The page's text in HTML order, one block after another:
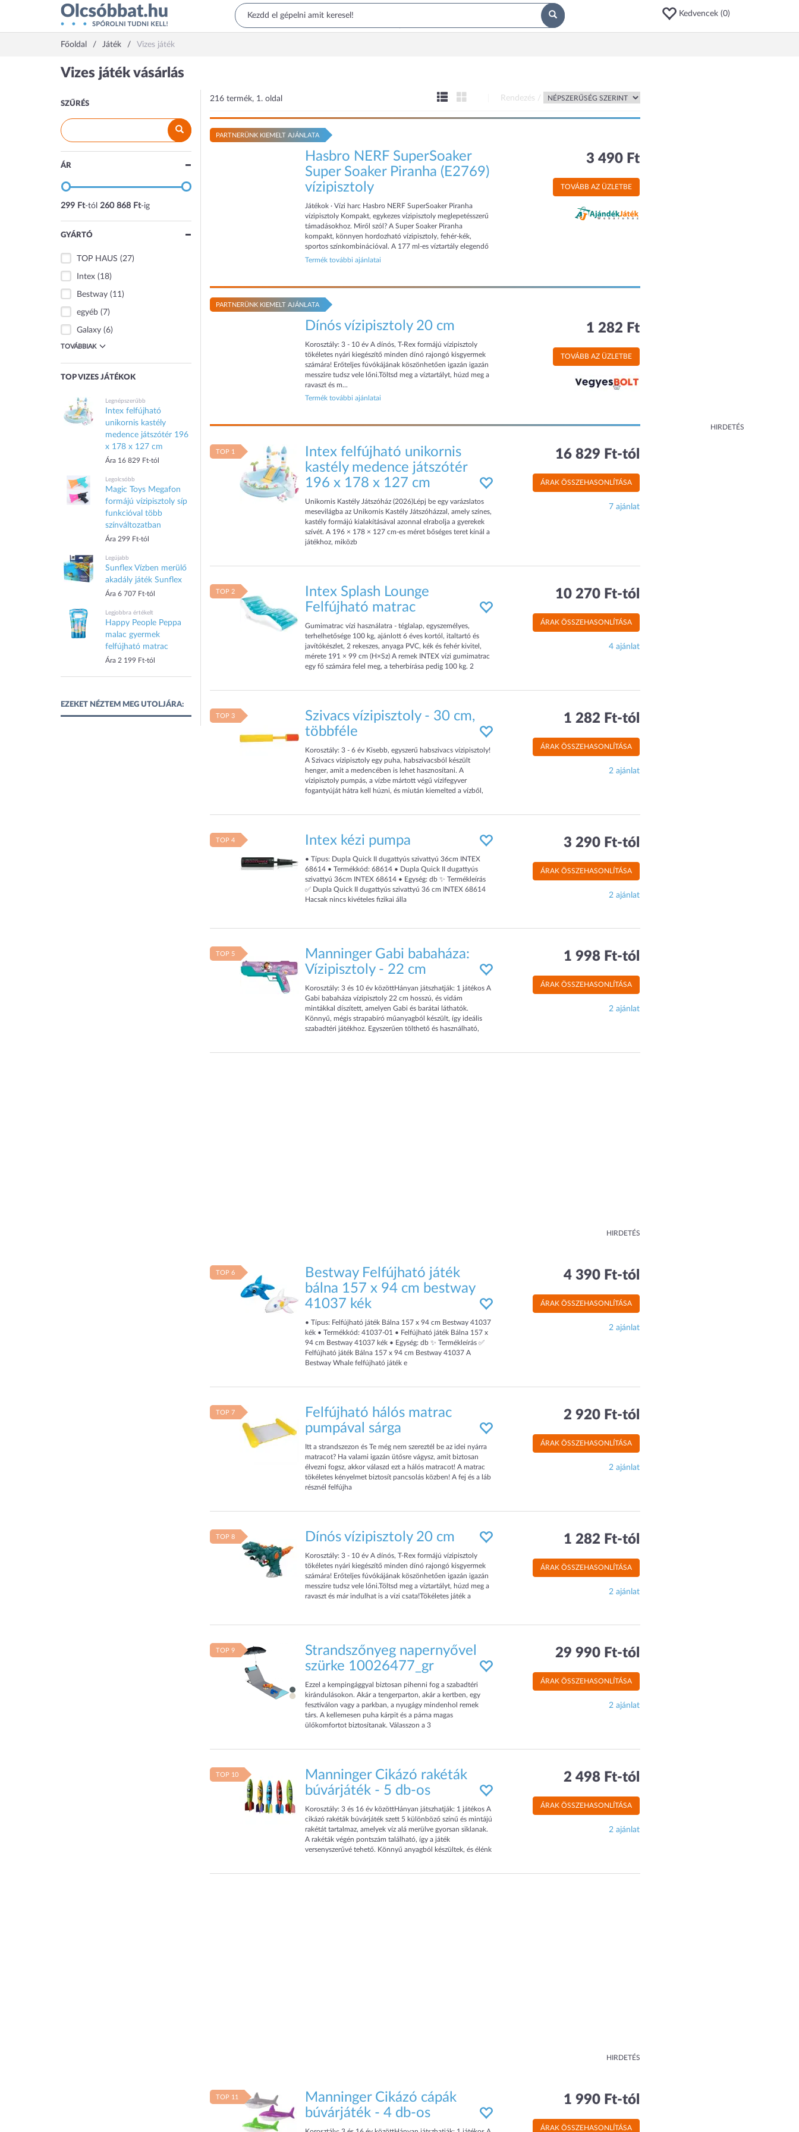
Kedvencek (0)
Főoldal Játék Vizes játék
HIRDETÉS
Vizes játék vásárlás
SZŰRÉS
ÁR
299 Ft-tól 260 868 Ft-ig
GYÁRTÓ
TOP HAUS (27)
Intex (18)
Bestway (11)
egyéb (7)
Galaxy (6)
TOVÁBBIAK
TOP VIZES JÁTÉKOK
Legnépszerűbb
Intex felfújható
unikornis kastély
medence játszótér 196
x 178 x 127 cm
Ára 16 829 Ft-tól
Legolcsóbb
Magic Toys Megafon
formájú vízipisztoly síp
funkcióval több
színváltozatban
Ára 299 Ft-tól
Legújabb
Sunflex Vízben merülő
akadály játék Sunflex
Ára 6 707 Ft-tól
Legjobbra értékelt
Happy People Peppa
malac gyermek
felfújható matrac
Ára 2 199 Ft-tól
EZEKET NÉZTEM MEG UTOLJÁRA:
216 termék, 1. oldal Rendezés /
PARTNERÜNK KIEMELT AJÁNLATA
Hasbro NERF SuperSoaker
Super Soaker Piranha (E2769)
vízipisztoly
Játékok · Vízi harc Hasbro NERF SuperSoaker Piranha
vízipisztoly Kompakt, egykezes vízipisztoly meglepetésszerű
támadásokhoz. Miről szól? A Super Soaker Piranha
kompakt, könnyen hordozható vízipisztoly, fehér-kék,
sportos színkombinációval. A 177 ml-es víztartály elegendő
vízzel lát el egy hosszabb csatához, egykezes használa...
Termék további ajánlatai
3 490 Ft
TOVÁBB AZ ÜZLETBE
PARTNERÜNK KIEMELT AJÁNLATA
Dínós vízipisztoly 20 cm
Korosztály: 3 - 10 év A dínós, T-Rex formájú vízipisztoly
tökéletes nyári kiegészítő minden dínó rajongó kisgyermek
számára! Erőteljes fúvókájának köszönhetően igazán igazán
messzire tudsz vele lőni.Töltsd meg a víztartályt, húzd meg a
ravaszt és m...
Termék további ajánlatai
1 282 Ft
TOVÁBB AZ ÜZLETBE
TOP 1
Intex felfújható unikornis
kastély medence játszótér
196 x 178 x 127 cm
Unikornis Kastély Játszóház (2026)Lépj be egy varázslatos
mesevilágba az Unikornis Kastély Játszóházzal, amely színes,
kastély formájú kialakításával azonnal elrabolja a gyerekek
szívét. A 196 × 178 × 127 cm-es méret bőséges teret kínál a
játékhoz, miközb
16 829 Ft-tól
ÁRAK ÖSSZEHASONLÍTÁSA
7 ajánlat
TOP 2
Intex Splash Lounge
Felfújható matrac
Gumimatrac vízi használatra - téglalap, egyszemélyes,
terhelhetősége 100 kg, ajánlott 6 éves kortól, italtartó és
javítókészlet, 2 rekeszes, anyaga PVC, kék és fehér kivitel,
mérete 191 × 99 cm (H×Sz) A remek INTEX vízi gumimatrac
egy fő számára felel meg, a teherbírása pedig 100 kg. 2
10 270 Ft-tól
ÁRAK ÖSSZEHASONLÍTÁSA
4 ajánlat
TOP 3
Szivacs vízipisztoly - 30 cm,
többféle
Korosztály: 3 - 6 év Kisebb, egyszerű habszivacs vízipisztoly!
A Szivacs vízipisztoly egy puha, habszivacsból készült
henger, amit a medencében is lehet hasznosítani. A
vízipisztoly pumpás, a vízbe mártott végű vízifegyver
fogantyúját hátra kell húzni, és miután kiemelted a vízből,
1 282 Ft-tól
ÁRAK ÖSSZEHASONLÍTÁSA
2 ajánlat
TOP 4 Intex kézi pumpa
• Típus: Dupla Quick II dugattyús szivattyú 36cm INTEX
68614 • Termékkód: 68614 • Dupla Quick II dugattyús
szivattyú 36cm INTEX 68614 • Egység: db ✨ Termékleírás
✅ Dupla Quick II dugattyús szivattyú 36 cm INTEX 68614
Hacsak nincs kivételes fizikai álla
3 290 Ft-tól
ÁRAK ÖSSZEHASONLÍTÁSA
2 ajánlat
TOP 5
Manninger Gabi babaháza:
Vízipisztoly - 22 cm
Korosztály: 3 és 10 év közöttHányan játszhatják: 1 játékos A
Gabi babaháza vízipisztoly 22 cm hosszú, és vidám
mintákkal díszített, amelyen Gabi és barátai láthatók.
Könnyű, mégis strapabíró műanyagból készült, így ideális
szabadtéri játékhoz. Egyszerűen tölthető és használható,
1 998 Ft-tól
ÁRAK ÖSSZEHASONLÍTÁSA
2 ajánlat
HIRDETÉS
TOP 6
Bestway Felfújható játék
bálna 157 x 94 cm bestway
41037 kék
• Típus: Felfújható játék Bálna 157 x 94 cm Bestway 41037
kék • Termékkód: 41037-01 • Felfújható játék Bálna 157 x
94 cm Bestway 41037 kék • Egység: db ✨ Termékleírás ✅
Felfújható játék Bálna 157 x 94 cm Bestway 41037 A
Bestway Whale felfújható játék e
4 390 Ft-tól
ÁRAK ÖSSZEHASONLÍTÁSA
2 ajánlat
TOP 7
Felfújható hálós matrac
pumpával sárga
Itt a strandszezon és Te még nem szereztél be az idei nyárra
matracot? Ha valami igazán ütősre vágysz, amit biztosan
élvezni fogsz, akkor válaszd ezt a hálós matracot! A matrac
tökéletes kényelmet biztosít pancsolás közben! A fej és a láb
résznél felfújha
2 920 Ft-tól
ÁRAK ÖSSZEHASONLÍTÁSA
2 ajánlat
TOP 8 Dínós vízipisztoly 20 cm
Korosztály: 3 - 10 év A dínós, T-Rex formájú vízipisztoly
tökéletes nyári kiegészítő minden dínó rajongó kisgyermek
számára! Erőteljes fúvókájának köszönhetően igazán igazán
messzire tudsz vele lőni.Töltsd meg a víztartályt, húzd meg a
ravaszt és már indulhat is a vízi csata!Tökéletes játék a
1 282 Ft-tól
ÁRAK ÖSSZEHASONLÍTÁSA
2 ajánlat
TOP 9
Strandszőnyeg napernyővel
szürke 10026477_gr
Ezzel a kempingággyal biztosan pihenni fog a szabadtéri
kirándulásokon. Akár a tengerparton, akár a kertben, egy
fesztiválon vagy a parkban, a nyugágy mindenhol remek
társ. A kellemesen puha kárpit és a párna magas
ülőkomfortot biztosítanak. Válasszon a 3
29 990 Ft-tól
ÁRAK ÖSSZEHASONLÍTÁSA
2 ajánlat
TOP 10
Manninger Cikázó rakéták
búvárjáték - 5 db-os
Korosztály: 3 és 16 év közöttHányan játszhatják: 1 játékos A
cikázó rakéták búvárjáték szett 5 különböző színű és mintájú
rakétát tartalmaz, amelyek víz alá merülve gyorsan siklanak.
A rakéták végén pontszám található, így a játék
versenyszerűvé tehető. Könnyű anyagból készültek, és élénk
2 498 Ft-tól
ÁRAK ÖSSZEHASONLÍTÁSA
2 ajánlat
HIRDETÉS
TOP 11
Manninger Cikázó cápák
búvárjáték - 4 db-os
1 990 Ft-tól
ÁRAK ÖSSZEHASONLÍTÁSA